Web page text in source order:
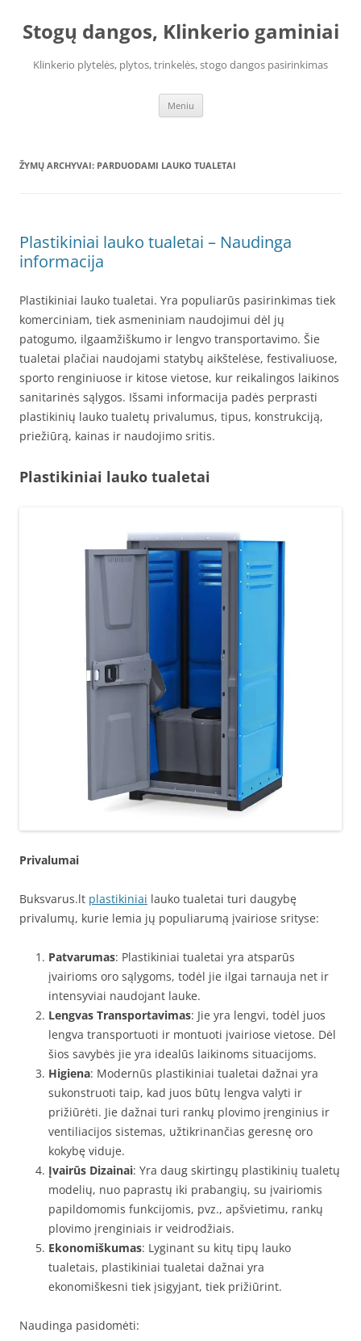
turinio
Stogų dangos, Klinkerio gaminiai
Klinkerio plytelės, plytos, trinkelės, stogo dangos pasirinkimas
Meniu
ŽYMŲ ARCHYVAI: PARDUODAMI LAUKO TUALETAI
Plastikiniai lauko tualetai – Naudinga
informacija
Plastikiniai lauko tualetai. Yra populiarūs pasirinkimas tiek
komerciniam, tiek asmeniniam naudojimui dėl jų
patogumo, ilgaamžiškumo ir lengvo transportavimo. Šie
tualetai plačiai naudojami statybų aikštelėse, festivaliuose,
sporto renginiuose ir kitose vietose, kur reikalingos laikinos
sanitarinės sąlygos. Išsami informacija padės perprasti
plastikinių lauko tualetų privalumus, tipus, konstrukciją,
priežiūrą, kainas ir naudojimo sritis.
Plastikiniai lauko tualetai
Privalumai
Buksvarus.lt plastikiniai lauko tualetai turi daugybę
privalumų, kurie lemia jų populiarumą įvairiose srityse:
Patvarumas: Plastikiniai tualetai yra atsparūs
įvairioms oro sąlygoms, todėl jie ilgai tarnauja net ir
intensyviai naudojant lauke.
Lengvas Transportavimas: Jie yra lengvi, todėl juos
lengva transportuoti ir montuoti įvairiose vietose. Dėl
šios savybės jie yra idealūs laikinoms situacijoms.
Higiena: Modernūs plastikiniai tualetai dažnai yra
sukonstruoti taip, kad juos būtų lengva valyti ir
prižiūrėti. Jie dažnai turi rankų plovimo įrenginius ir
ventiliacijos sistemas, užtikrinančias geresnę oro
kokybę viduje.
Įvairūs Dizainai: Yra daug skirtingų plastikinių tualetų
modelių, nuo paprastų iki prabangių, su įvairiomis
papildomomis funkcijomis, pvz., apšvietimu, rankų
plovimo įrenginiais ir veidrodžiais.
Ekonomiškumas: Lyginant su kitų tipų lauko
tualetais, plastikiniai tualetai dažnai yra
ekonomiškesni tiek įsigyjant, tiek prižiūrint.
Naudinga pasidomėti: